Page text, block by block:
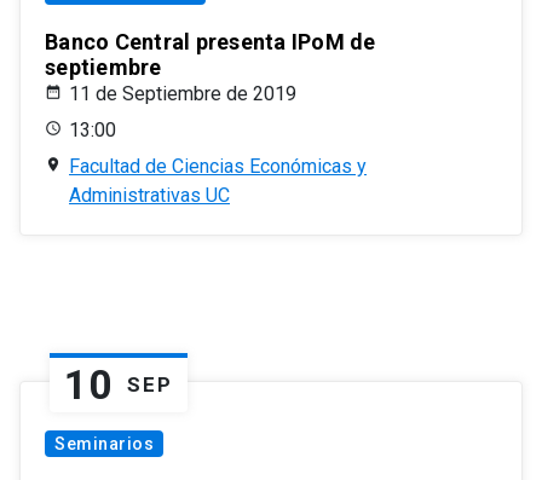
Banco Central presenta IPoM de
septiembre
11 de Septiembre de 2019
13:00
Facultad de Ciencias Económicas y
Administrativas UC
10 SEP
Seminarios